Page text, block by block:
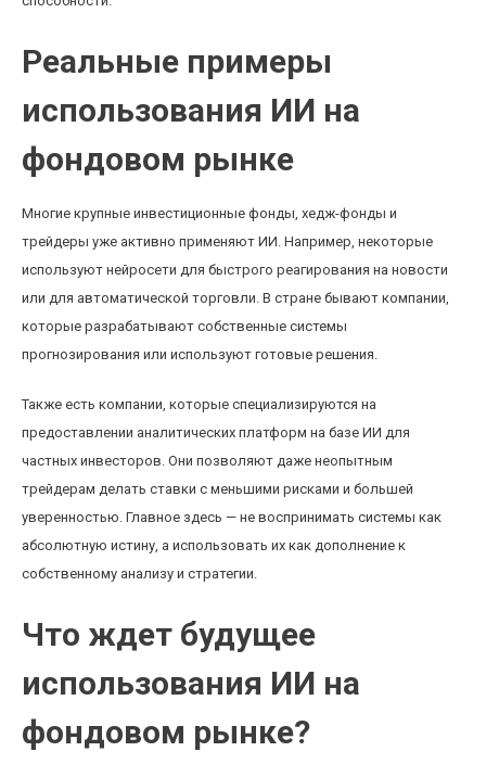
Реальные примеры
использования ИИ на
фондовом рынке
Многие крупные инвестиционные фонды, хедж-фонды и
трейдеры уже активно применяют ИИ. Например, некоторые
используют нейросети для быстрого реагирования на новости
или для автоматической торговли. В стране бывают компании,
которые разрабатывают собственные системы
прогнозирования или используют готовые решения.
Также есть компании, которые специализируются на
предоставлении аналитических платформ на базе ИИ для
частных инвесторов. Они позволяют даже неопытным
трейдерам делать ставки с меньшими рисками и большей
уверенностью. Главное здесь — не воспринимать системы как
абсолютную истину, а использовать их как дополнение к
собственному анализу и стратегии.
Что ждет будущее
использования ИИ на
фондовом рынке?